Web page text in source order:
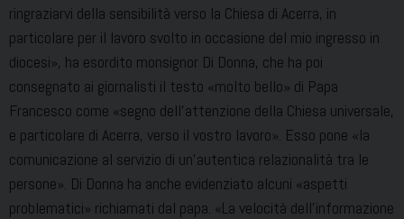
ringraziarvi della sensibilità verso la Chiesa di Acerra, in
particolare per il lavoro svolto in occasione del mio ingresso in
diocesi», ha esordito monsignor Di Donna, che ha poi
consegnato ai giornalisti il testo «molto bello» di Papa
Francesco come «segno dell’attenzione della Chiesa universale,
e particolare di Acerra, verso il vostro lavoro». Esso pone «la
comunicazione al servizio di un’autentica relazionalità tra le
persone». Di Donna ha anche evidenziato alcuni «aspetti
problematici» richiamati dal papa. «La velocità dell’informazione